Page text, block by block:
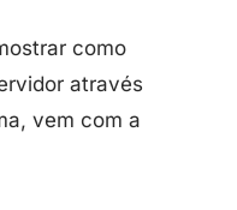
como
através
vem com a